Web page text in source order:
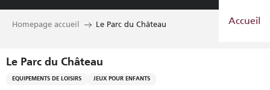
Aller
Accueil
Homepage accueil Le Parc du Château
Le Parc du Château
EQUIPEMENTS DE LOISIRS JEUX POUR ENFANTS